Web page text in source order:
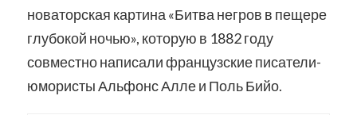
новаторская картина «Битва негров в пещере
глубокой ночью», которую в 1882 году
совместно написали французские писатели-
юмористы Альфонс Алле и Поль Бийо.